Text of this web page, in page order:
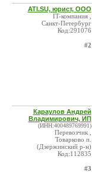
ATI.SU, юрист, ООО
IT-компания ,
Санкт-Петербург
Код:291076
#2
Караулов Андрей
Владимирович, ИП
(ИНН:400489769991)
Перевозчик ,
Товарково п.
(Дзержинский р-н)
Код:112835
#3